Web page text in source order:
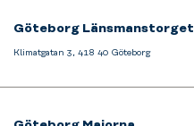
Göteborg Länsmanstorget
Klimatgatan 3, 418 40 Göteborg